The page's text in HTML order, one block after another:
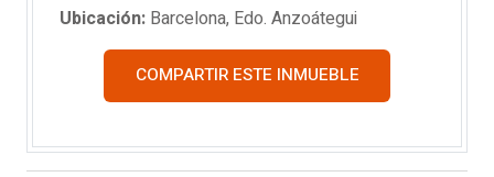
Ubicación: Barcelona, Edo. Anzoátegui
COMPARTIR ESTE INMUEBLE